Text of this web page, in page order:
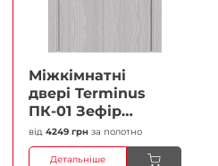
Міжкімнатні
двері Terminus
ПК-01 Зефір
Глухі Плівка
від 4249 грн за полотно
Детальніше